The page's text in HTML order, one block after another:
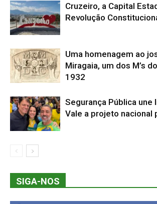
Cruzeiro, a Capital
Revolução
Uma homenagem ao
Miragaia, um dos M’s
1932
Segurança Pública une
Vale a projeto nacional
SIGA-NOS